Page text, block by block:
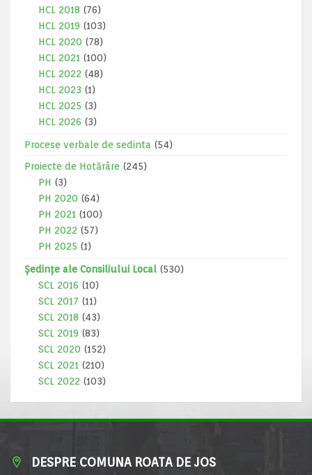
HCL 2018 (76)
HCL 2019 (103)
HCL 2020 (78)
HCL 2021 (100)
HCL 2022 (48)
HCL 2023 (1)
HCL 2025 (3)
HCL 2026 (3)
Procese verbale de sedinta (54)
Proiecte de Hotărâre (245)
PH (3)
PH 2020 (64)
PH 2021 (100)
PH 2022 (57)
PH 2025 (1)
Ședințe ale Consiliului Local (530)
SCL 2016 (10)
SCL 2017 (11)
SCL 2018 (43)
SCL 2019 (83)
SCL 2020 (152)
SCL 2021 (210)
SCL 2022 (103)
DESPRE COMUNA ROATA DE JOS